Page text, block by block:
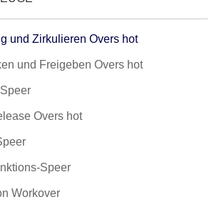
und Zirkulieren Overs hot
und Freigeben Overs hot
Overs hot
Speer
Workover